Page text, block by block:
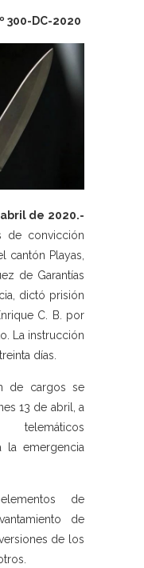
300-DC-2020
de 2020.-
de convicción
cantón Playas,
de Garantías
dictó prisión
C. B. por
La instrucción
días.
de cargos se
13 de abril, a
la emergencia
de
de
de los